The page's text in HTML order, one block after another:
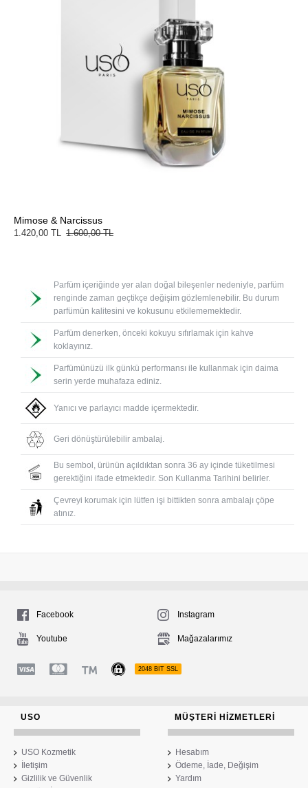
Mimose & Narcissus
1.420,00 TL 1.600,00 TL
Parfüm içeriğinde yer alan doğal bileşenler nedeniyle, parfüm
renginde zaman geçtikçe değişim gözlemlenebilir. Bu durum
parfümün kalitesini ve kokusunu etkilememektedir.
Parfüm denerken, önceki kokuyu sıfırlamak için kahve
koklayınız.
Parfümünüzü ilk günkü performansı ile kullanmak için daima
serin yerde muhafaza ediniz.
Yanıcı ve parlayıcı madde içermektedir.
Geri dönüştürülebilir ambalaj.
Bu sembol, ürünün açıldıktan sonra 36 ay içinde tüketilmesi
gerektiğini ifade etmektedir. Son Kullanma Tarihini belirler.
Çevreyi korumak için lütfen işi bittikten sonra ambalajı çöpe
atınız.
Facebook Instagram
Youtube Mağazalarımız
2048 BIT SSL
USO
USO Kozmetik
İletişim
Gizlilik ve Güvenlik
MÜŞTERI HIZMETLERI
Hesabım
Ödeme, İade, Değişim
Yardım